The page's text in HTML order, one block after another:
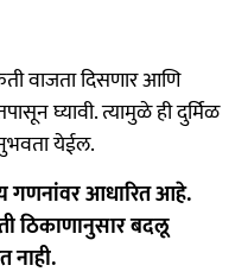
वाजता दिसणार आणि
घ्यावी. त्यामुळे ही दुर्मिळ
येईल.
गणनांवर आधारित आहे.
ठिकाणानुसार बदलू
नाही.